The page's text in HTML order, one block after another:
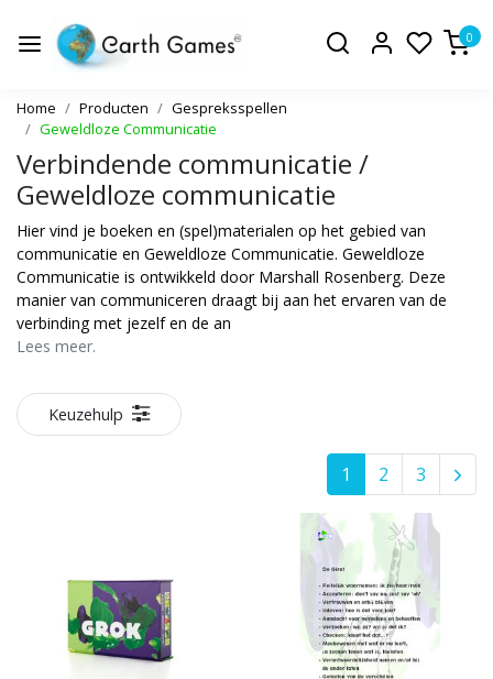
0
Home Producten
Gespreksspellen
Geweldloze Communicatie
Verbindende communicatie /
Geweldloze communicatie
Hier vind je boeken en (spel)materialen op het gebied van
communicatie en Geweldloze Communicatie. Geweldloze
Communicatie is ontwikkeld door Marshall Rosenberg. Deze
manier van communiceren draagt bij aan het ervaren van de
verbinding met jezelf en de an
Lees meer.
Keuzehulp
1 2 3